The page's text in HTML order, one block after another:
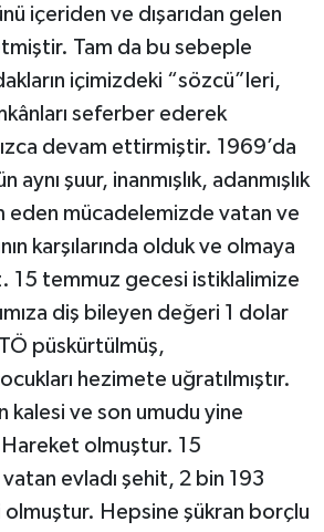
içeriden ve dışarıdan gelen
Tam da bu sebeple
içimizdeki “sözcü”leri,
seferber ederek
devam ettirmiştir. 1969’da
aynı şuur, inanmışlık, adanmışlık
eden mücadelemizde vatan ve
karşılarında olduk ve olmaya
15 temmuz gecesi istiklalimize
diş bileyen değeri 1 dolar
püskürtülmüş,
hezimete uğratılmıştır.
kalesi ve son umudu yine
olmuştur. 15
evladı şehit, 2 bin 193
olmuştur. Hepsine şükran borçlu